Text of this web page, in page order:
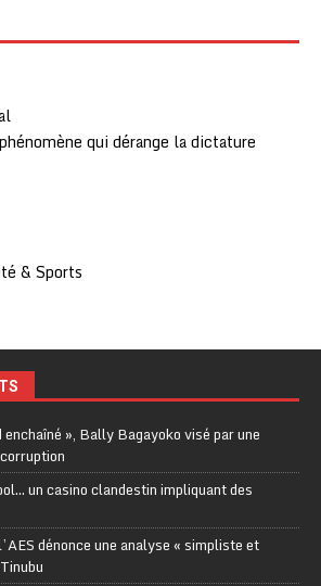
qui dérange la dictature
& Sports
enchaîné », Bally Bagayoko visé par une
un casino clandestin impliquant des
dénonce une analyse « simpliste et